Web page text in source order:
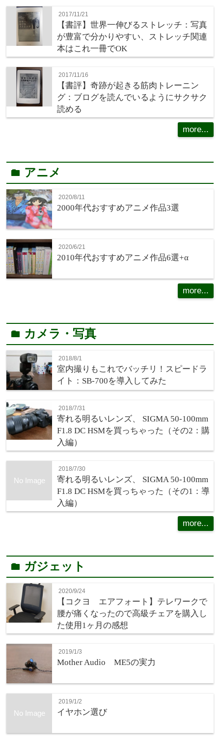
2017/11/21
【書評】世界一伸びるストレッチ：写真
が豊富で分かりやすい、ストレッチ関連
本はこれ一冊でOK
2017/11/16
【書評】奇跡が起きる筋肉トレーニン
グ：ブログを読んでいるようにサクサク
読める
more...
folder アニメ
2020/8/11
2000年代おすすめアニメ作品3選
2020/6/21
2010年代おすすめアニメ作品6選+α
more...
folder カメラ・写真
2018/8/1
室内撮りもこれでバッチリ！スピードラ
イト：SB-700を導入してみた
2018/7/31
寄れる明るいレンズ、 SIGMA 50-100mm
F1.8 DC HSMを買っちゃった（その2：購
入編）
No Image
2018/7/30
寄れる明るいレンズ、 SIGMA 50-100mm
F1.8 DC HSMを買っちゃった（その1：導
入編）
more...
folder ガジェット
2020/9/24
【コクヨ エアフォート】テレワークで
腰が痛くなったので高級チェアを購入し
た使用1ヶ月の感想
2019/1/3
Mother Audio ME5の実力
No Image
2019/1/2
イヤホン選び